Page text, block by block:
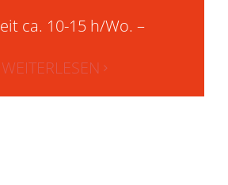
ca. 10-15 h/Wo. –
WEITERLESEN